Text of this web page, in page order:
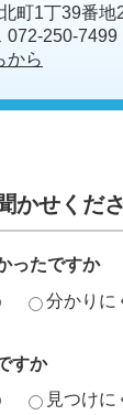
町1丁39番地
072-250-7499
から
かせくだ
ったですか
分かりに
すか
見つけに